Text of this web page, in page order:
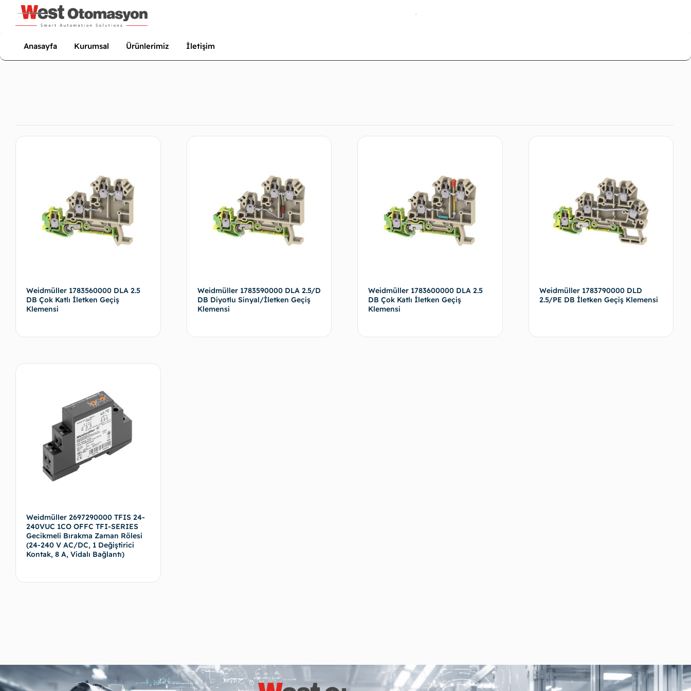
Anasayfa Kurumsal Ürünlerimiz İletişim
Weidmüller 1783560000 DLA 2.5
DB Çok Katlı İletken Geçiş
Klemensi
Weidmüller 1783590000 DLA 2.5/D
DB Diyotlu Sinyal/İletken Geçiş
Klemensi
Weidmüller 1783600000 DLA 2.5
DB Çok Katlı İletken Geçiş
Klemensi
Weidmüller 1783790000 DLD
2.5/PE DB İletken Geçiş Klemensi
Weidmüller 2697290000 TFIS 24-
240VUC 1CO OFFC TFI-SERIES
Gecikmeli Bırakma Zaman Rölesi
(24-240 V AC/DC, 1 Değiştirici
Kontak, 8 A, Vidalı Bağlantı)